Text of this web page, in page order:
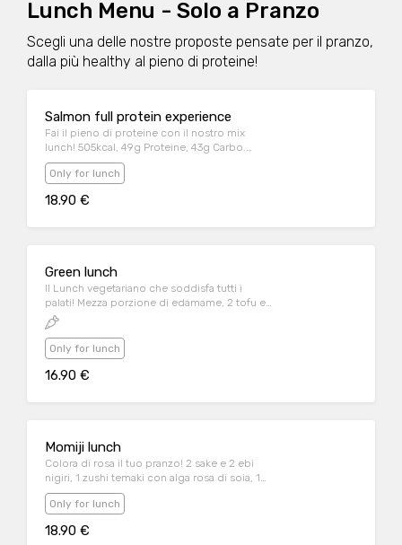
Lunch Menu - Solo a Pranzo
Scegli una delle nostre proposte pensate per il pranzo,
dalla più healthy al pieno di proteine!
Salmon full protein experience
Fai il pieno di proteine con il nostro mix
lunch! 505kcal, 49g Proteine, 43g Carbo.
Mezza porzione di riso al naturale, 4 nigiri
sake, mini tartare al salmone, avocado e
Only for lunch
18.90 €
Green lunch
Il Lunch vegetariano che soddisfa tutti i
palati! Mezza porzione di edamame, 2 tofu e
2 avocado nigiri, 1 roll shibuya veggie con
zucca fritta
Only for lunch
16.90 €
Momiji lunch
Colora di rosa il tuo pranzo! 2 sake e 2 ebi
nigiri, 1 zushi temaki con alga rosa di soia, 1
pink salmon passion (6 pezzi)
Only for lunch
18.90 €